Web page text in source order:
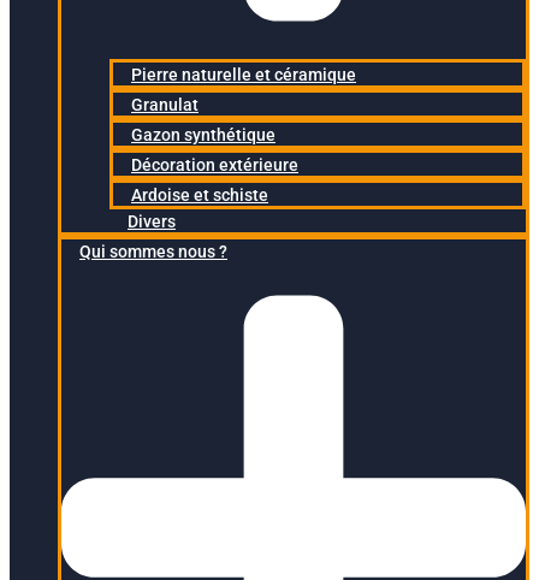
Pierre naturelle et céramique
Granulat
Gazon synthétique
Décoration extérieure
Ardoise et schiste
Divers
Qui sommes nous ?